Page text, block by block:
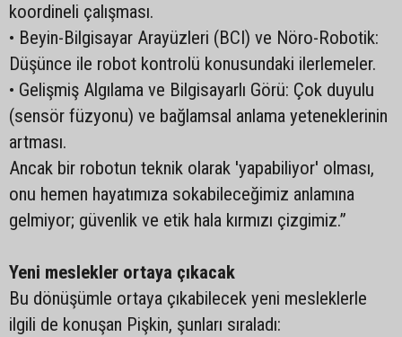
koordineli çalışması.
• Beyin-Bilgisayar Arayüzleri (BCI) ve Nöro-Robotik:
Düşünce ile robot kontrolü konusundaki ilerlemeler.
• Gelişmiş Algılama ve Bilgisayarlı Görü: Çok duyulu
(sensör füzyonu) ve bağlamsal anlama yeteneklerinin
artması.
Ancak bir robotun teknik olarak 'yapabiliyor' olması,
onu hemen hayatımıza sokabileceğimiz anlamına
gelmiyor; güvenlik ve etik hala kırmızı çizgimiz.”
Yeni meslekler ortaya çıkacak
Bu dönüşümle ortaya çıkabilecek yeni mesleklerle
ilgili de konuşan Pişkin, şunları sıraladı: